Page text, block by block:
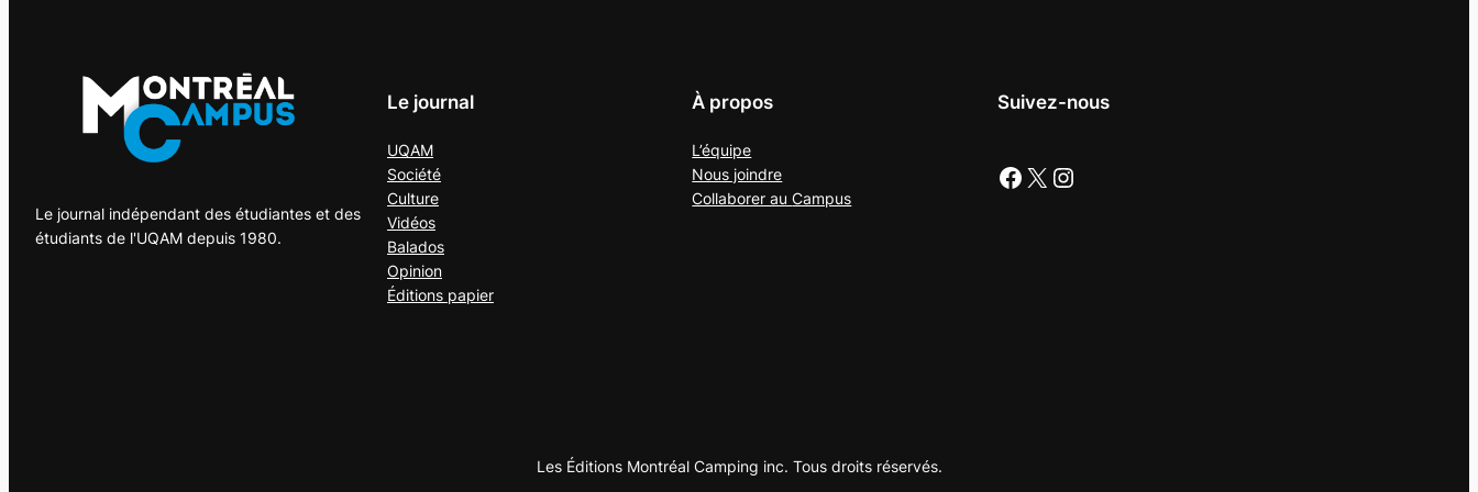
Le journal indépendant des étudiantes et des
étudiants de l'UQAM depuis 1980.
Le journal
UQAM
Société
Culture
Vidéos
Balados
Opinion
Éditions papier
À propos
L’équipe
Nous joindre
Collaborer auCampus
Suivez-nous
Facebook X Instagram
Les Éditions Montréal Camping inc. Tous droits réservés.